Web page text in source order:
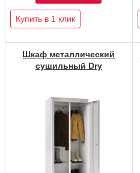
Купить в 1 клик
Шкаф металлический
сушильный Dry